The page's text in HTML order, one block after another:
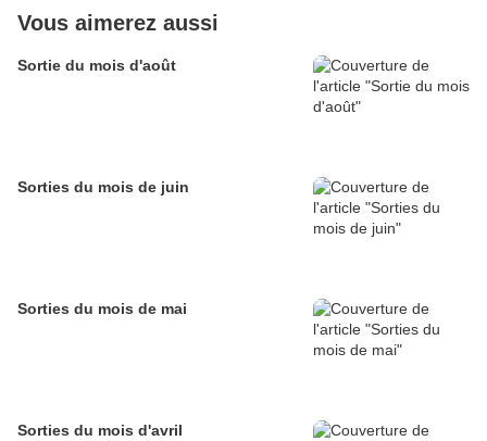
Vous aimerez aussi
Sortie du mois d'août
Sorties du mois de juin
Sorties du mois de mai
Sorties du mois d'avril